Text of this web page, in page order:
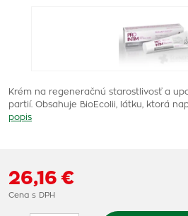
Krém na regeneračnú starostlivosť a
partií. Obsahuje BioEcolii, látku, ktorá
popis
26,16 €
Cena s DPH